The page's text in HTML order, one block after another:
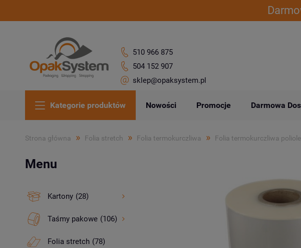
510 966 875
504 152 907
sklep@opaksystem.pl
Kategorie produktów Nowości Promocje Darmowa
Strona główna » Folia stretch » Folia termokurczliwa » Folia termokurczliwa
Menu
Kartony (28)
Taśmy pakowe (106)
Folia stretch (78)